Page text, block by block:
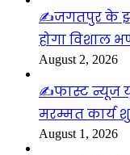
✍️जगतपुर के
होगा विशाल
August 2, 2026
✍️फास्ट न्यूज
मरम्मत कार्य
August 1, 2026